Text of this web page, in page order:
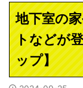
地下室の
トなどが
ップ】